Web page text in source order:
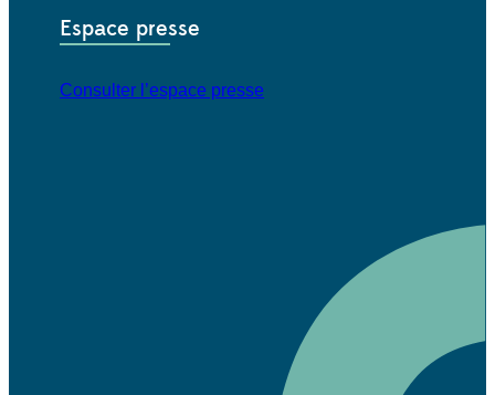
Espace presse
Consulter l’espace presse